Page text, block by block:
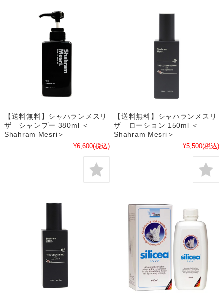
【送料無料】シャハランメスリ
ザ シャンプー 380ml ＜
Shahram Mesri＞
¥6,600(税込)
【送料無料】シャハランメスリ
ザ ローション 150ml ＜
Shahram Mesri＞
¥5,500(税込)